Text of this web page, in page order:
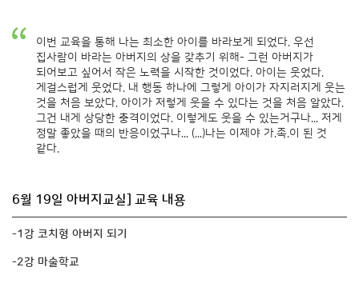
이번 교육을 통해 나는 최소한 아이를 바라보게 되었다. 우선
집사람이 바라는 아버지의 상을 갖추기 위해- 그런 아버지가
되어보고 싶어서 작은 노력을 시작한 것이었다. 아이는 웃었다.
게걸스럽게 웃었다. 내 행동 하나에 그렇게 아이가 자지러지게 웃는
것을 처음 보았다. 아이가 저렇게 웃을 수 있다는 것을 처음 알았다.
그건 내게 상당한 충격이었다. 이렇게도 웃을 수 있는거구나... 저게
정말 좋았을 때의 반응이었구나... (...)나는 이제야 가.족.이 된 것
같다.
6월 19일 아버지교실] 교육 내용
-1강 코치형 아버지 되기
-2강 마술학교